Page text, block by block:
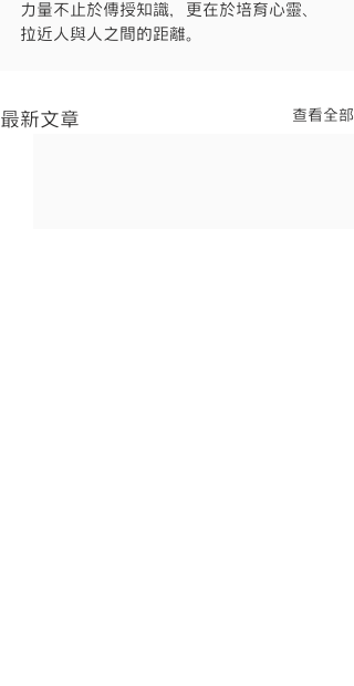
力量不止於傳授知識，更在於培育心靈、
拉近人與人之間的距離。
最新文章 查看全部